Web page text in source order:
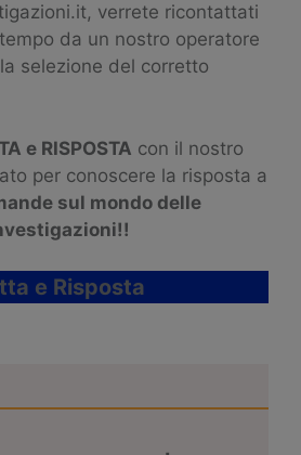
verrete ricontattati
da un nostro operatore
selezione del corretto
e RISPOSTA con il nostro
per conoscere la risposta a
sul mondo delle
e Risposta